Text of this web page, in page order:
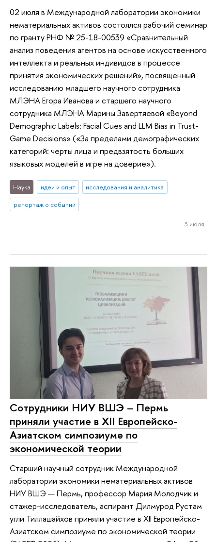
02 июля в Международной лаборатории экономики
нематериальных активов состоялся рабочий семинар
по гранту РНФ № 25-18-00539 «Сравнительный
анализ поведения агентов на основе искусственного
интеллекта и реальных индивидов в процессе
принятия экономических решений», посвященный
исследованию младшего научного сотрудника
МЛЭНА Егора Иванова и старшего научного
сотрудника МЛЭНА Марины Завертяевой «Beyond
Demographic Labels: Facial Cues and LLM Bias in Trust-
Game Decisions» («За пределами демографических
категорий: черты лица и предвзятость больших
языковых моделей в игре на доверие»).
Наука идеи и опыт
исследования и аналитика
репортаж о событии
3 июля
Сотрудники НИУ ВШЭ – Пермь
приняли участие в XII Европейско-
Азиатском симпозиуме по
экономической теории
Старший научный сотрудник Международной
лаборатории экономики нематериальных активов
НИУ ВШЭ — Пермь, профессор Мария Молодчик и
стажер-исследователь, аспирант Дилмурод Рустам
угли Тиллашайхов приняли участие в XII Европейско-
Азиатском симпозиуме по экономической теории